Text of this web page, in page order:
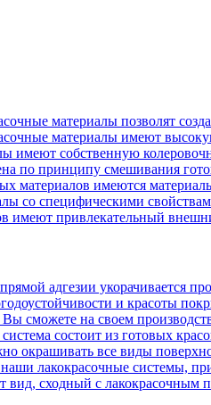
материалы позволят
материалы имеют
имеют собственную
по принципу смешивания
материалов имеются
со специфическими
имеют привлекательный
адгезии укорачивается
и красоты
сможете на своем
состоит из готовых
окрашивать все виды
лакокрасочные системы,
вид, сходный с